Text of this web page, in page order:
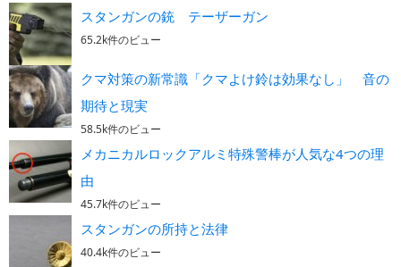
スタンガンの銃 テーザーガン
65.2k件のビュー
クマ対策の新常識「クマよけ鈴は効果なし」 音の
期待と現実
58.5k件のビュー
メカニカルロックアルミ特殊警棒が人気な4つの理
由
45.7k件のビュー
スタンガンの所持と法律
40.4k件のビュー